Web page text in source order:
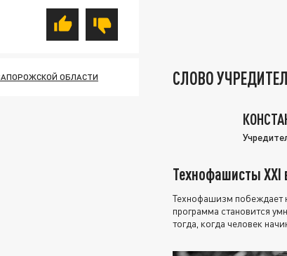
ОБЛАСТИ СЛОВО
Технофашисты XXI
Технофашизм побеждает
программа становится
тогда, когда человек